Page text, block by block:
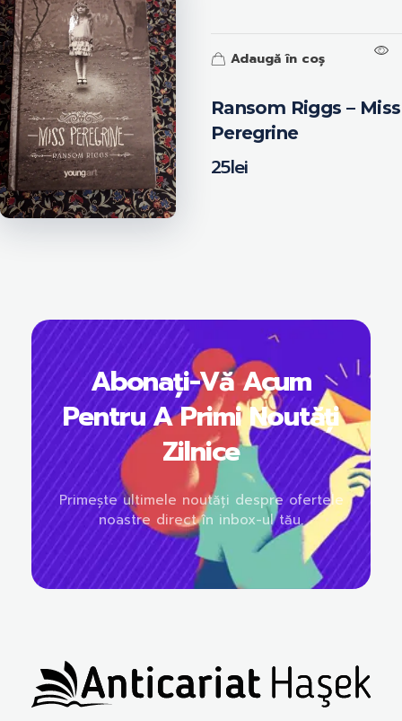
Ransom Riggs – Miss
Peregrine
25lei
Adaugă în coș
Abonați-Vă Acum
Pentru A Primi Noutăți
Zilnice
Primește ultimele noutăți despre ofertele
noastre direct în inbox-ul tău.